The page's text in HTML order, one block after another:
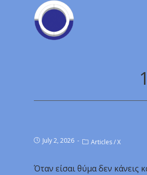
July 2, 2026 Articles/X
Όταν είσαι θύμα δεν κάνεις